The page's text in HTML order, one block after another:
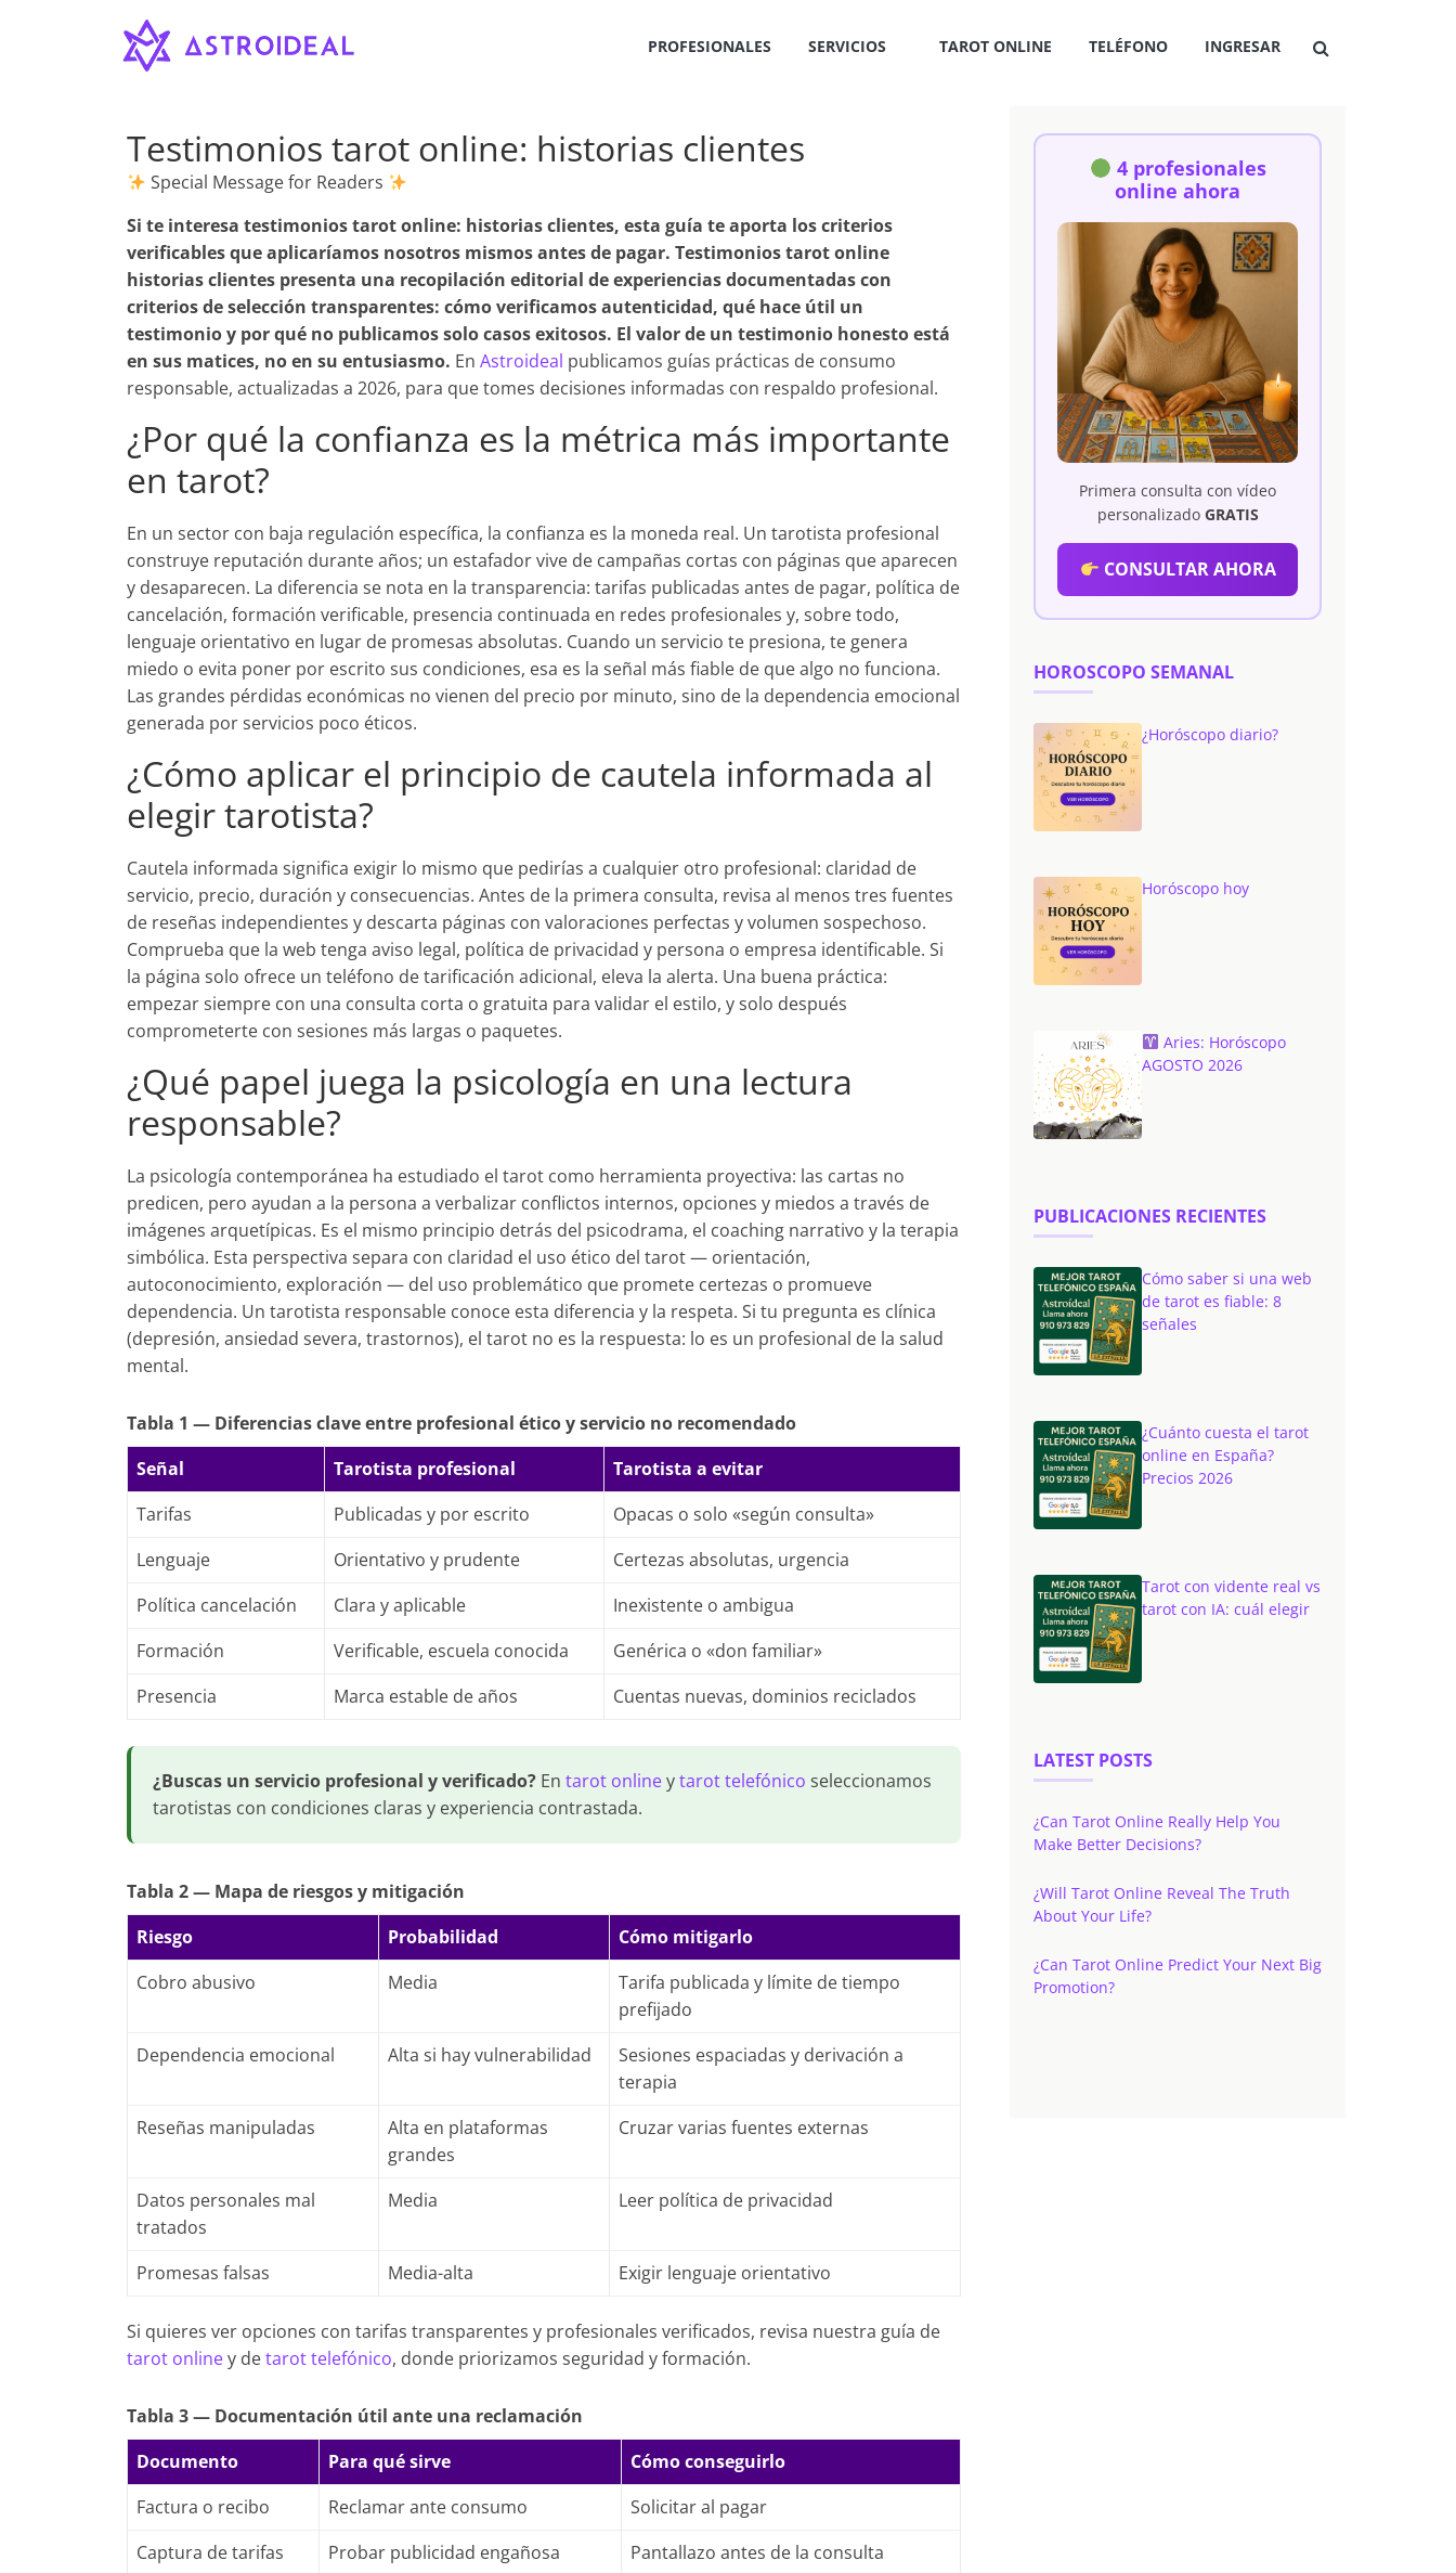
Astroideal
Blog
PROFESIONALES SERVICIOS TAROT ONLINE TELÉFONO INGRESAR
Testimonios tarot online: historias clientes
Special Message for Readers
Si te interesa testimonios tarot online: historias clientes, esta guía te aporta los criterios
verificables que aplicaríamos nosotros mismos antes de pagar. Testimonios tarot online
historias clientes presenta una recopilación editorial de experiencias documentadas con
criterios de selección transparentes: cómo verificamos autenticidad, qué hace útil un
testimonio y por qué no publicamos solo casos exitosos. El valor de un testimonio honesto está
en sus matices, no en su entusiasmo. En Astroideal publicamos guías prácticas de consumo
responsable, actualizadas a 2026, para que tomes decisiones informadas con respaldo profesional.
¿Por qué la confianza es la métrica más importante
en tarot?
En un sector con baja regulación específica, la confianza es la moneda real. Un tarotista profesional
construye reputación durante años; un estafador vive de campañas cortas con páginas que aparecen
y desaparecen. La diferencia se nota en la transparencia: tarifas publicadas antes de pagar, política de
cancelación, formación verificable, presencia continuada en redes profesionales y, sobre todo,
lenguaje orientativo en lugar de promesas absolutas. Cuando un servicio te presiona, te genera
miedo o evita poner por escrito sus condiciones, esa es la señal más fiable de que algo no funciona.
Las grandes pérdidas económicas no vienen del precio por minuto, sino de la dependencia emocional
generada por servicios poco éticos.
¿Cómo aplicar el principio de cautela informada al
elegir tarotista?
Cautela informada significa exigir lo mismo que pedirías a cualquier otro profesional: claridad de
servicio, precio, duración y consecuencias. Antes de la primera consulta, revisa al menos tres fuentes
de reseñas independientes y descarta páginas con valoraciones perfectas y volumen sospechoso.
Comprueba que la web tenga aviso legal, política de privacidad y persona o empresa identificable. Si
la página solo ofrece un teléfono de tarificación adicional, eleva la alerta. Una buena práctica:
empezar siempre con una consulta corta o gratuita para validar el estilo, y solo después
comprometerte con sesiones más largas o paquetes.
¿Qué papel juega la psicología en una lectura
responsable?
La psicología contemporánea ha estudiado el tarot como herramienta proyectiva: las cartas no
predicen, pero ayudan a la persona a verbalizar conflictos internos, opciones y miedos a través de
imágenes arquetípicas. Es el mismo principio detrás del psicodrama, el coaching narrativo y la terapia
simbólica. Esta perspectiva separa con claridad el uso ético del tarot — orientación,
autoconocimiento, exploración — del uso problemático que promete certezas o promueve
dependencia. Un tarotista responsable conoce esta diferencia y la respeta. Si tu pregunta es clínica
(depresión, ansiedad severa, trastornos), el tarot no es la respuesta: lo es un profesional de la salud
mental.
Tabla 1 — Diferencias clave entre profesional ético y servicio no recomendado
Señal
Tarotista profesional
Tarotista a evitar
Tarifas
Publicadas y por escrito
Opacas o solo «según consulta»
Lenguaje
Orientativo y prudente
Certezas absolutas, urgencia
Política cancelación
Clara y aplicable
Inexistente o ambigua
Formación
Verificable, escuela conocida
Genérica o «don familiar»
Presencia
Marca estable de años Cuentas nuevas, dominios reciclados
¿Buscas un servicio profesional y verificado? En tarot onlineytarot telefónico seleccionamos
tarotistas con condiciones claras y experiencia contrastada.
Tabla 2 — Mapa de riesgos y mitigación
Riesgo
Probabilidad
Cómo mitigarlo
Cobro abusivo
Media
Tarifa publicada y límite de tiempo
prefijado
Dependencia emocional
Alta si hay vulnerabilidad
Sesiones espaciadas y derivación a
terapia
Reseñas manipuladas
Alta en plataformas
grandes
Cruzar varias fuentes externas
Datos personales mal
tratados
Media Leer política de privacidad
Promesas falsas Media-alta Exigir lenguaje orientativo
Si quieres ver opciones con tarifas transparentes y profesionales verificados, revisa nuestra guía de
tarot onliney detarot telefónico, donde priorizamos seguridad y formación.
Tabla 3 — Documentación útil ante una reclamación
Documento
Para qué sirve
Cómo conseguirlo
Factura o recibo
Reclamar ante consumo
Solicitar al pagar
Captura de tarifas
Probar publicidad engañosa
Pantallazo antes de la consulta
4 profesionales
online ahora
Primera consulta con vídeo
personalizado GRATIS
CONSULTAR AHORA
HOROSCOPO SEMANAL
¿Horóscopo diario?
Horóscopo hoy
Aries: Horóscopo
AGOSTO 2026
PUBLICACIONES RECIENTES
Cómo saber si una web
de tarot es fiable: 8
señales
¿Cuánto cuesta el tarot
online en España?
Precios 2026
Tarot con vidente real vs
tarot con IA: cuál elegir
LATEST POSTS
¿Can Tarot Online Really Help You
Make Better Decisions?
¿Will Tarot Online Reveal The Truth
About Your Life?
¿Can Tarot Online Predict Your Next Big
Promotion?